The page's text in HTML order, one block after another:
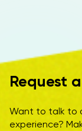
Request
Want to talk to
experience?